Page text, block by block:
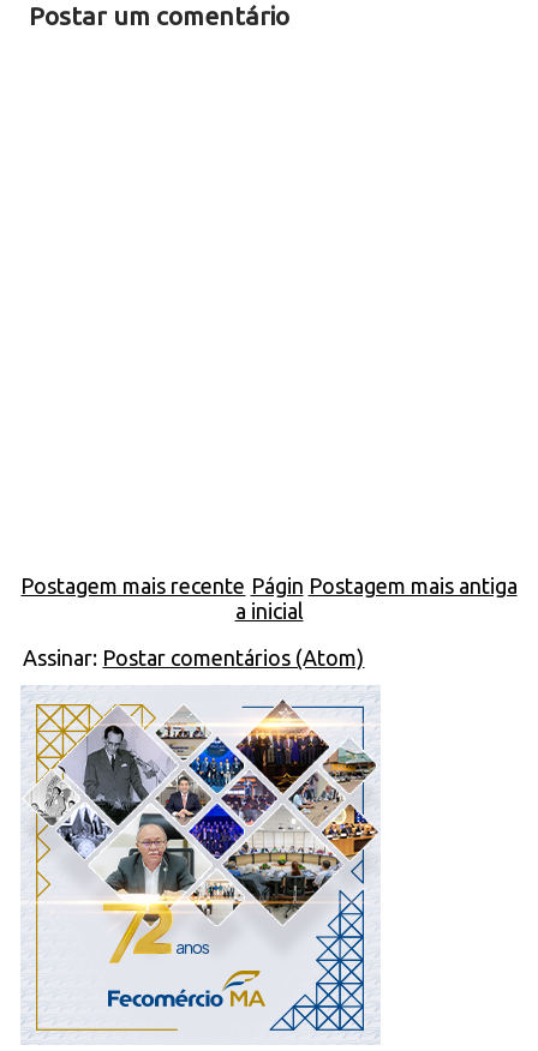
Postar um comentário
Postagem mais recente Postagem mais antiga
Págin
a inicial
Assinar: Postar comentários (Atom)